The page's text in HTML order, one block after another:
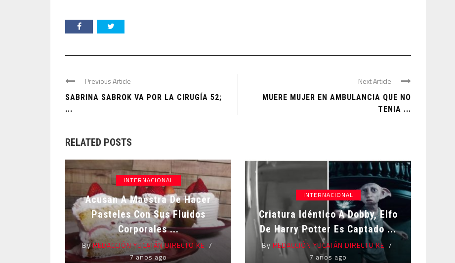
Previous Article
SABRINA SABROK VA POR LA CIRUGÍA 52;
...
Next Article
MUERE MUJER EN AMBULANCIA QUE NO
TENIA ...
RELATED POSTS
INTERNACIONAL
Acusan A Maestra De Hacer
Pasteles Con Sus Fluidos
Corporales ...
ByREDACCIÓN YUCATÁN DIRECTO KE
7 años ago
INTERNACIONAL
Criatura Idéntico A Dobby, Elfo
De Harry Potter Es Captado ...
By REDACCIÓN YUCATÁN DIRECTO KE
7 años ago